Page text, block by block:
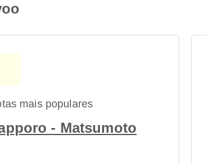
mais populares
- Matsumoto